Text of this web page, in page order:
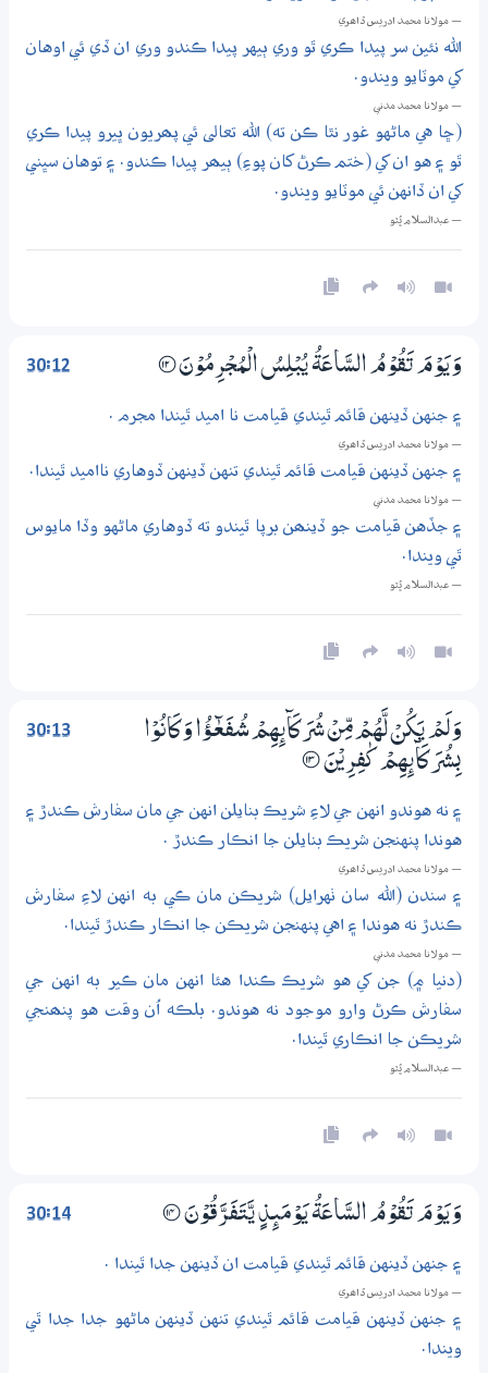
— مولانا محمد ادريس ڏاھري
الله نئين سر پيدا ڪري ٿو وري ٻيهر پيدا ڪندو وري ان ڏي ئي اوهان
کي موٽايو ويندو.
— مولانا محمد مدني
(ڇا هي ماڻهو غور نٿا ڪن ته) الله تعالى ئي پھريون ڀيرو پيدا ڪري
ٿو ۽ هو ان کي (ختم ڪرڻ کان پوءِ) ٻيھر پيدا ڪندو. ۽ توهان سڀني
کي ان ڏانهن ئي موٽايو ويندو.
— عبدالسلام ڀُٽو
30:12 وَيَوْمَ تَقُوْمُ السَّاعَةُ يُبْلِسُ الْمُجْرِمُوْنَ ؀12
۽ جنهن ڏينهن قائم ٿيندي قيامت نا اميد ٿيندا مجرم .
— مولانا محمد ادريس ڏاھري
۽ جنهن ڏينهن قيامت قائم ٿيندي تنهن ڏينهن ڏوهاري نااميد ٿيندا.
— مولانا محمد مدني
۽ جڏهن قيامت جو ڏينھن برپا ٿيندو ته ڏوهاري ماڻهو وڏا مايوس
ٿي ويندا.
— عبدالسلام ڀُٽو
30:13
وَلَمْ يَكُنْ لَّهُمْ مِّنْ شُرَكَاۗىِٕهِمْ شُفَعٰۗـــؤُا وَكَانُوْا
بِشُرَكَاۗىِٕهِمْ كٰفِرِيْنَ ؀13
۽ نه هوندو انهن جي لاءِ شريڪ بنايلن انهن جي مان سفارش ڪندڙ ۽
هوندا پنهنجن شريڪ بنايلن جا انڪار ڪندڙ .
— مولانا محمد ادريس ڏاھري
۽ سندن (الله سان ٺهرايل) شريڪن مان ڪي به انهن لاءِ سفارش
ڪندڙ نه هوندا ۽ اهي پنهنجن شريڪن جا انڪار ڪندڙ ٿيندا.
— مولانا محمد مدني
(دنيا ۾) جن کي هو شريڪ ڪندا هئا انهن مان ڪير به انهن جي
سفارش ڪرڻ وارو موجود نه هوندو. بلڪه اُن وقت هو پنھنجي
شريڪن جا انڪاري ٿيندا.
— عبدالسلام ڀُٽو
30:14 وَيَوْمَ تَقُوْمُ السَّاعَةُ يَوْمَىِٕذٍ يَّتَفَرَّقُوْنَ ؀14
۽ جنهن ڏينهن قائم ٿيندي قيامت ان ڏينهن جدا ٿيندا .
— مولانا محمد ادريس ڏاھري
۽ جنهن ڏينهن قيامت قائم ٿيندي تنهن ڏينهن ماڻهو جدا جدا ٿي
ويندا.